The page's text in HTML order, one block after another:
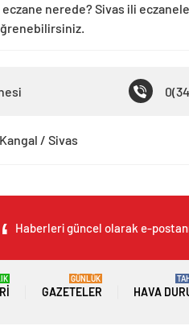
eczane nerede? Sivas ili
/ Sivas
Haberleri güncel olarak e-
GAZETELER
GÜNLÜK
HAVA